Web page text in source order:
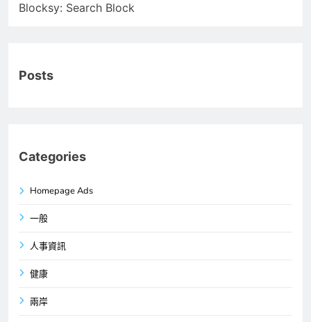
Blocksy: Search Block
Posts
Categories
Homepage Ads
一般
人事資訊
健康
兩岸